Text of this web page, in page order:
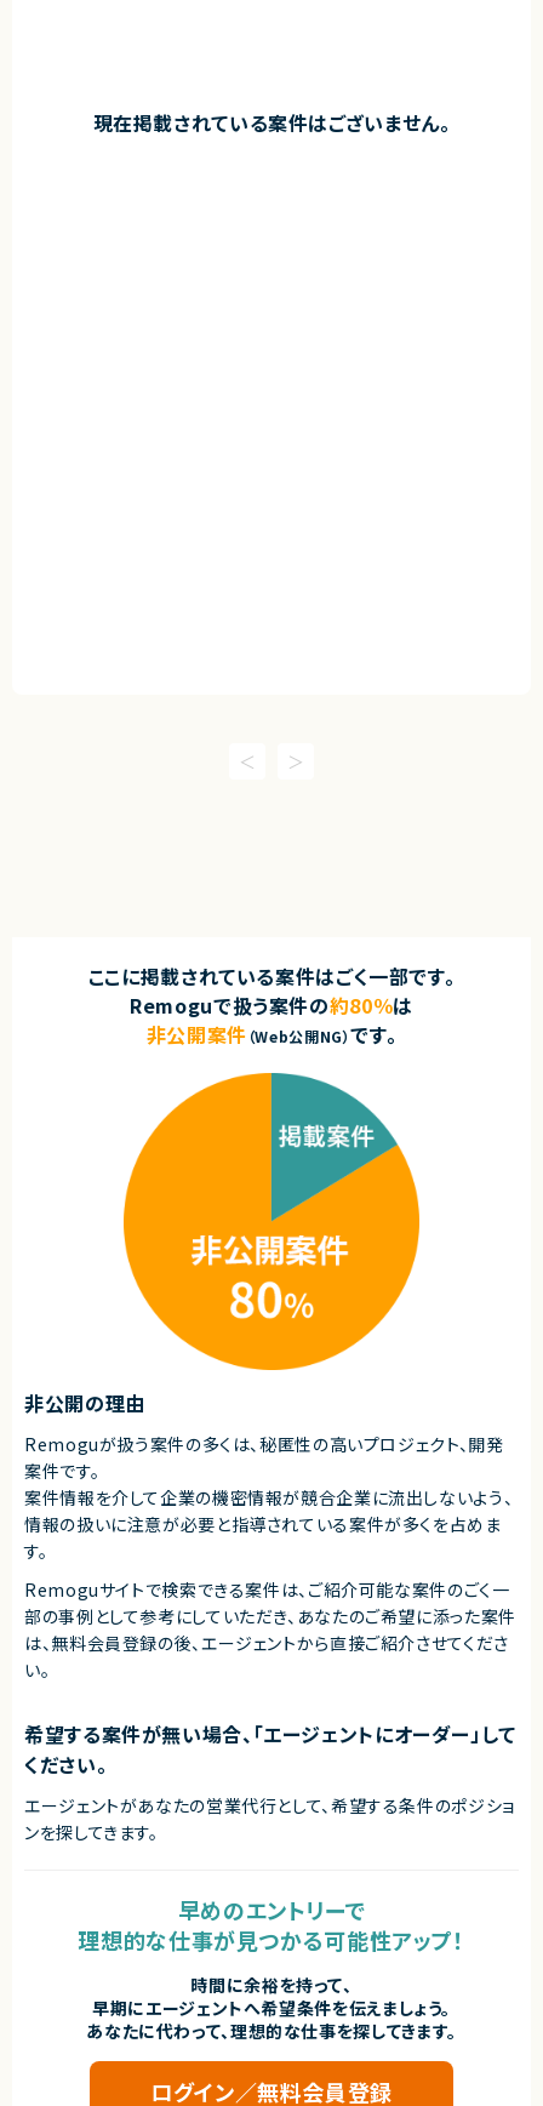
現在掲載されている案件はございません。
ここに掲載されている案件はごく一部です。
Remoguで扱う案件の約80％は
非公開案件 （Web公開NG）です。
非公開の理由
Remoguが扱う案件の多くは、秘匿性の高いプロジェクト、開発
案件です。
案件情報を介して企業の機密情報が競合企業に流出しないよう、
情報の扱いに注意が必要と指導されている案件が多くを占めま
す。
Remoguサイトで検索できる案件は、ご紹介可能な案件のごく一
部の事例として参考にしていただき、 あなたのご希望に添った案件
は、無料会員登録の後、エージェントから直接ご紹介させてくださ
い。
希望する案件が無い場合、「エージェントにオーダー」して
ください。
エージェントがあなたの営業代行として、希望する条件のポジショ
ンを探してきます。
早めのエントリーで
理想的な仕事が見つかる可能性アップ！
時間に余裕を持って、
早期にエージェントへ希望条件を伝えましょう。
あなたに代わって、理想的な仕事を探してきます。
ログイン／無料会員登録